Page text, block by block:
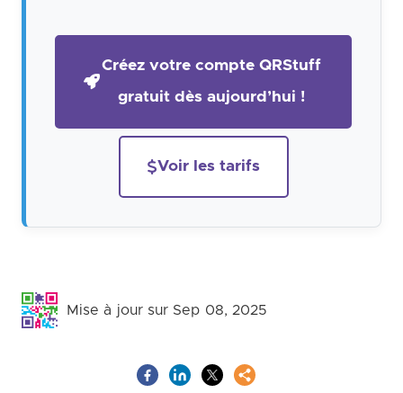
Créez votre compte QRStuff
gratuit dès aujourd’hui !
Voir les tarifs
Mise à jour sur Sep 08, 2025